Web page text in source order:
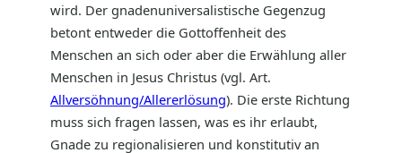
wird. Der gnadenuniversalistische Gegenzug
betont entweder die Gottoffenheit des
Menschen an sich oder aber die Erwählung aller
Menschen in Jesus Christus (vgl. Art.
Allversöhnung/Allererlösung). Die erste Richtung
muss sich fragen lassen, was es ihr erlaubt,
Gnade zu regionalisieren und konstitutiv an